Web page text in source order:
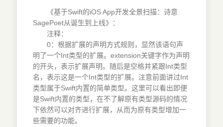
3．3．1Swift简介
3．3．2Swift特点介绍
3．3．3Swift语言详解
第4章数据模型
4．1数据编码
4．2数据对象与数据格式化
4．3数据文件读/写目录
4．4数据模型dataModel
4．5SQLite数据库文件
4．6CoreData
《基于Swift的iOS App开发全景扫描：诗意
SagePoet从诞生到上线》：
注释：
0：根据扩展的声明方式规则，显然该语句声
明了一个Int类型的扩展。extension关键字作为声明
的开头，表示扩展声明。随后是空格并紧跟Int类型
名，表示这是一个Int类型的扩展。注意前面讲过Int
类型属于Swift内置的简单类型。这里可以看出即便
是Swift内置的类型，在不了解原有类型源码的情况
下依然可以对齐进行扩展，从而为原有类型增加一
些需要的功能。